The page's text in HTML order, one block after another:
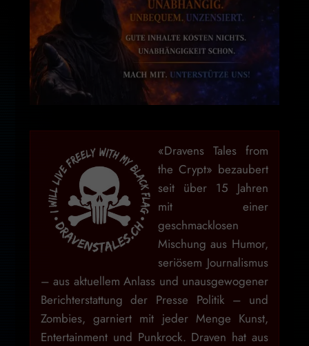
«Dravens Tales from
the Crypt» bezaubert
seit über 15 Jahren
mit einer
geschmacklosen
Mischung aus Humor,
seriösem Journalismus
– aus aktuellem Anlass und unausgewogener
Berichterstattung der Presse Politik – und
Zombies, garniert mit jeder Menge Kunst,
Entertainment und Punkrock. Draven hat aus